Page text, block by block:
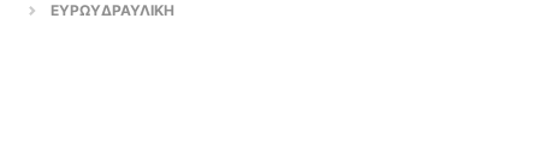
ΕΥΡΩΥΔΡΑΥΛΙΚΗ